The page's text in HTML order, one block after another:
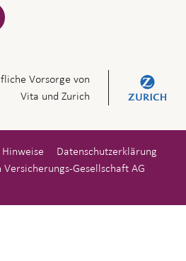
Vorsorge von
Vita und Zurich
Datenschutzerklärung
Gesellschaft AG